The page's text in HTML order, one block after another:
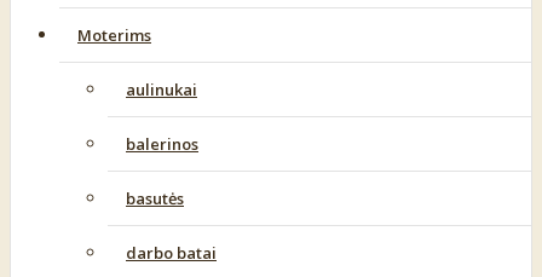
Moterims
aulinukai
balerinos
basutės
darbo batai